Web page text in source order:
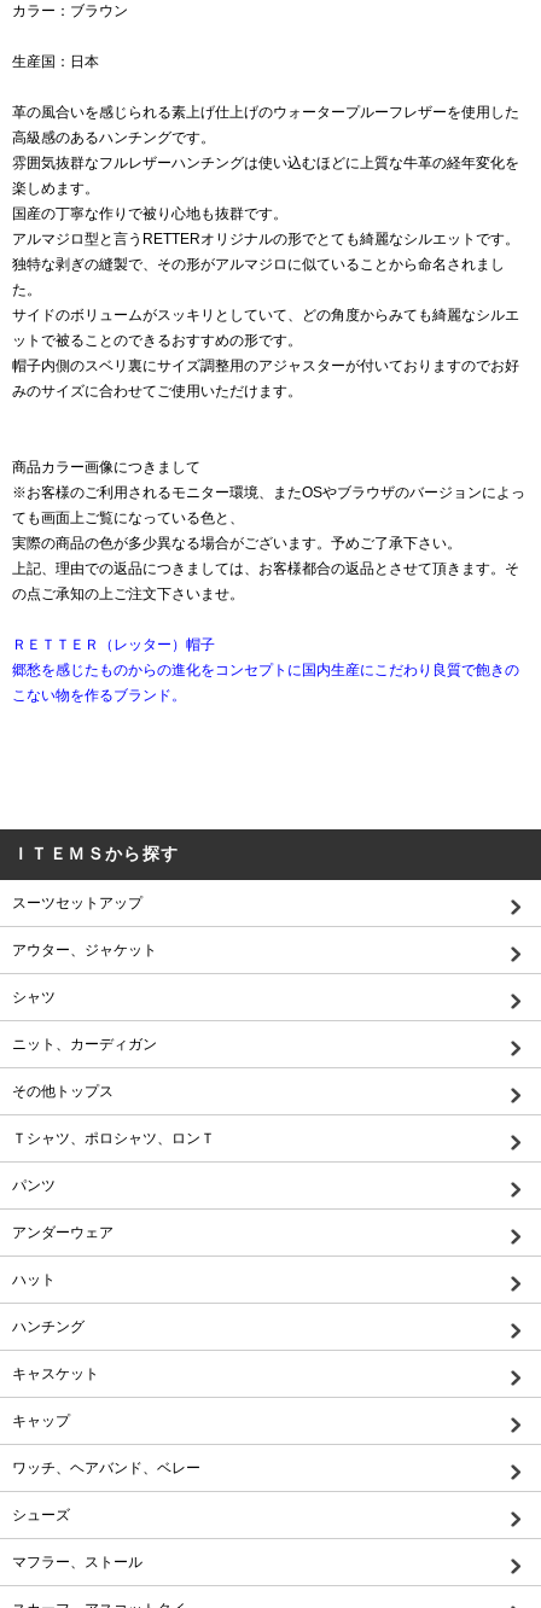
カラー：ブラウン
生産国：日本
革の風合いを感じられる素上げ仕上げのウォータープルーフレザーを使用した
高級感のあるハンチングです。
雰囲気抜群なフルレザーハンチングは使い込むほどに上質な牛革の経年変化を
楽しめます。
国産の丁寧な作りで被り心地も抜群です。
アルマジロ型と言うRETTERオリジナルの形でとても綺麗なシルエットです。
独特な剥ぎの縫製で、その形がアルマジロに似ていることから命名されまし
た。
サイドのボリュームがスッキリとしていて、どの角度からみても綺麗なシルエ
ットで被ることのできるおすすめの形です。
帽子内側のスベリ裏にサイズ調整用のアジャスターが付いておりますのでお好
みのサイズに合わせてご使用いただけます。
商品カラー画像につきまして
※お客様のご利用されるモニター環境、またOSやブラウザのバージョンによっ
ても画面上ご覧になっている色と、
実際の商品の色が多少異なる場合がございます。予めご了承下さい。
上記、理由での返品につきましては、お客様都合の返品とさせて頂きます。そ
の点ご承知の上ご注文下さいませ。
ＲＥＴＴＥＲ（レッター）帽子
郷愁を感じたものからの進化をコンセプトに国内生産にこだわり良質で飽きの
こない物を作るブランド。
ＩＴＥＭＳから探す
スーツセットアップ
アウター、ジャケット
シャツ
ニット、カーディガン
その他トップス
Ｔシャツ、ポロシャツ、ロンＴ
パンツ
アンダーウェア
ハット
ハンチング
キャスケット
キャップ
ワッチ、ヘアバンド、ベレー
シューズ
マフラー、ストール